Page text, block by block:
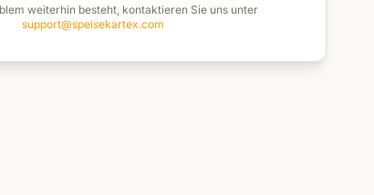
weiterhin besteht, kontaktieren Sie uns unter
support@speisekartex.com